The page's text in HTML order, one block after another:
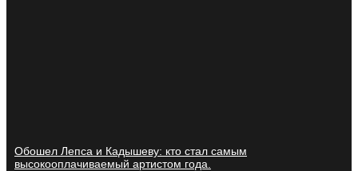
Обошел Лепса и Кадышеву: кто стал самым
высокооплачиваемый артистом года.